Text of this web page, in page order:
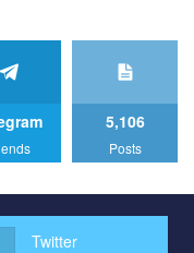
us implement our plan
the video.
"Гей-альянс
5,106
Posts
Twitter